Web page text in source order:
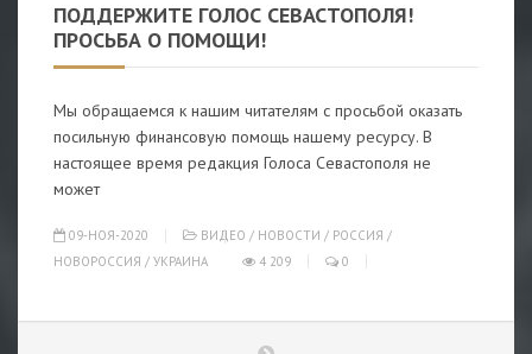
ПОДДЕРЖИТЕ ГОЛОС СЕВАСТОПОЛЯ!
ПРОСЬБА О ПОМОЩИ!
Мы обращаемся к нашим читателям с просьбой оказать
посильную финансовую помощь нашему ресурсу. В
настоящее время редакция Голоса Севастополя не
может
09-НОЯ-2020 ВИДЕО / НОВОСТИ / РОССИЯ /
НОВОРОССИЯ / УКРАИНА 4 209 0